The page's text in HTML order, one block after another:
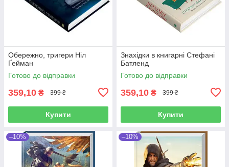
Обережно, тригери Ніл
Ґейман
Готово до відправки
359,10 ₴ 399 ₴
Купити
Знахідки в книгарні Стефані
Батленд
Готово до відправки
359,10 ₴ 399 ₴
Купити
–10% –10%